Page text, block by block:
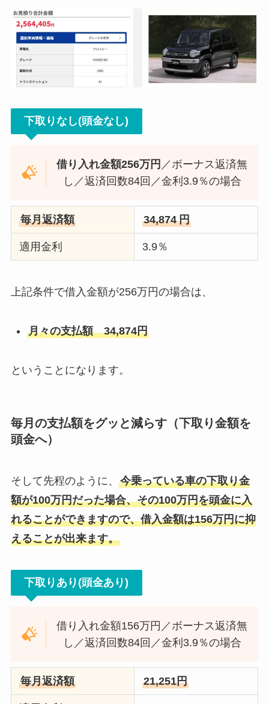
下取りなし(頭金なし)
借り入れ金額256万円 ／ボーナス返済無
し／返済回数84回／金利3.9％の場合
毎月返済額 34,874 円
適用金利 3.9％
上記条件で借入金額が256万円の場合は、
月々の支払額 34,874円
ということになります。
毎月の支払額をグッと減らす（下取り金額を
頭金へ）
そして先程のように、 今乗っている車の下取り金
額が100万円だった場合、その100万円を頭金に入
れることができますので、借入金額は156万円に抑
えることが出来ます。
下取りあり(頭金あり)
借り入れ金額156万円／ボーナス返済無
し／返済回数84回／金利3.9％の場合
毎月返済額 21,251円